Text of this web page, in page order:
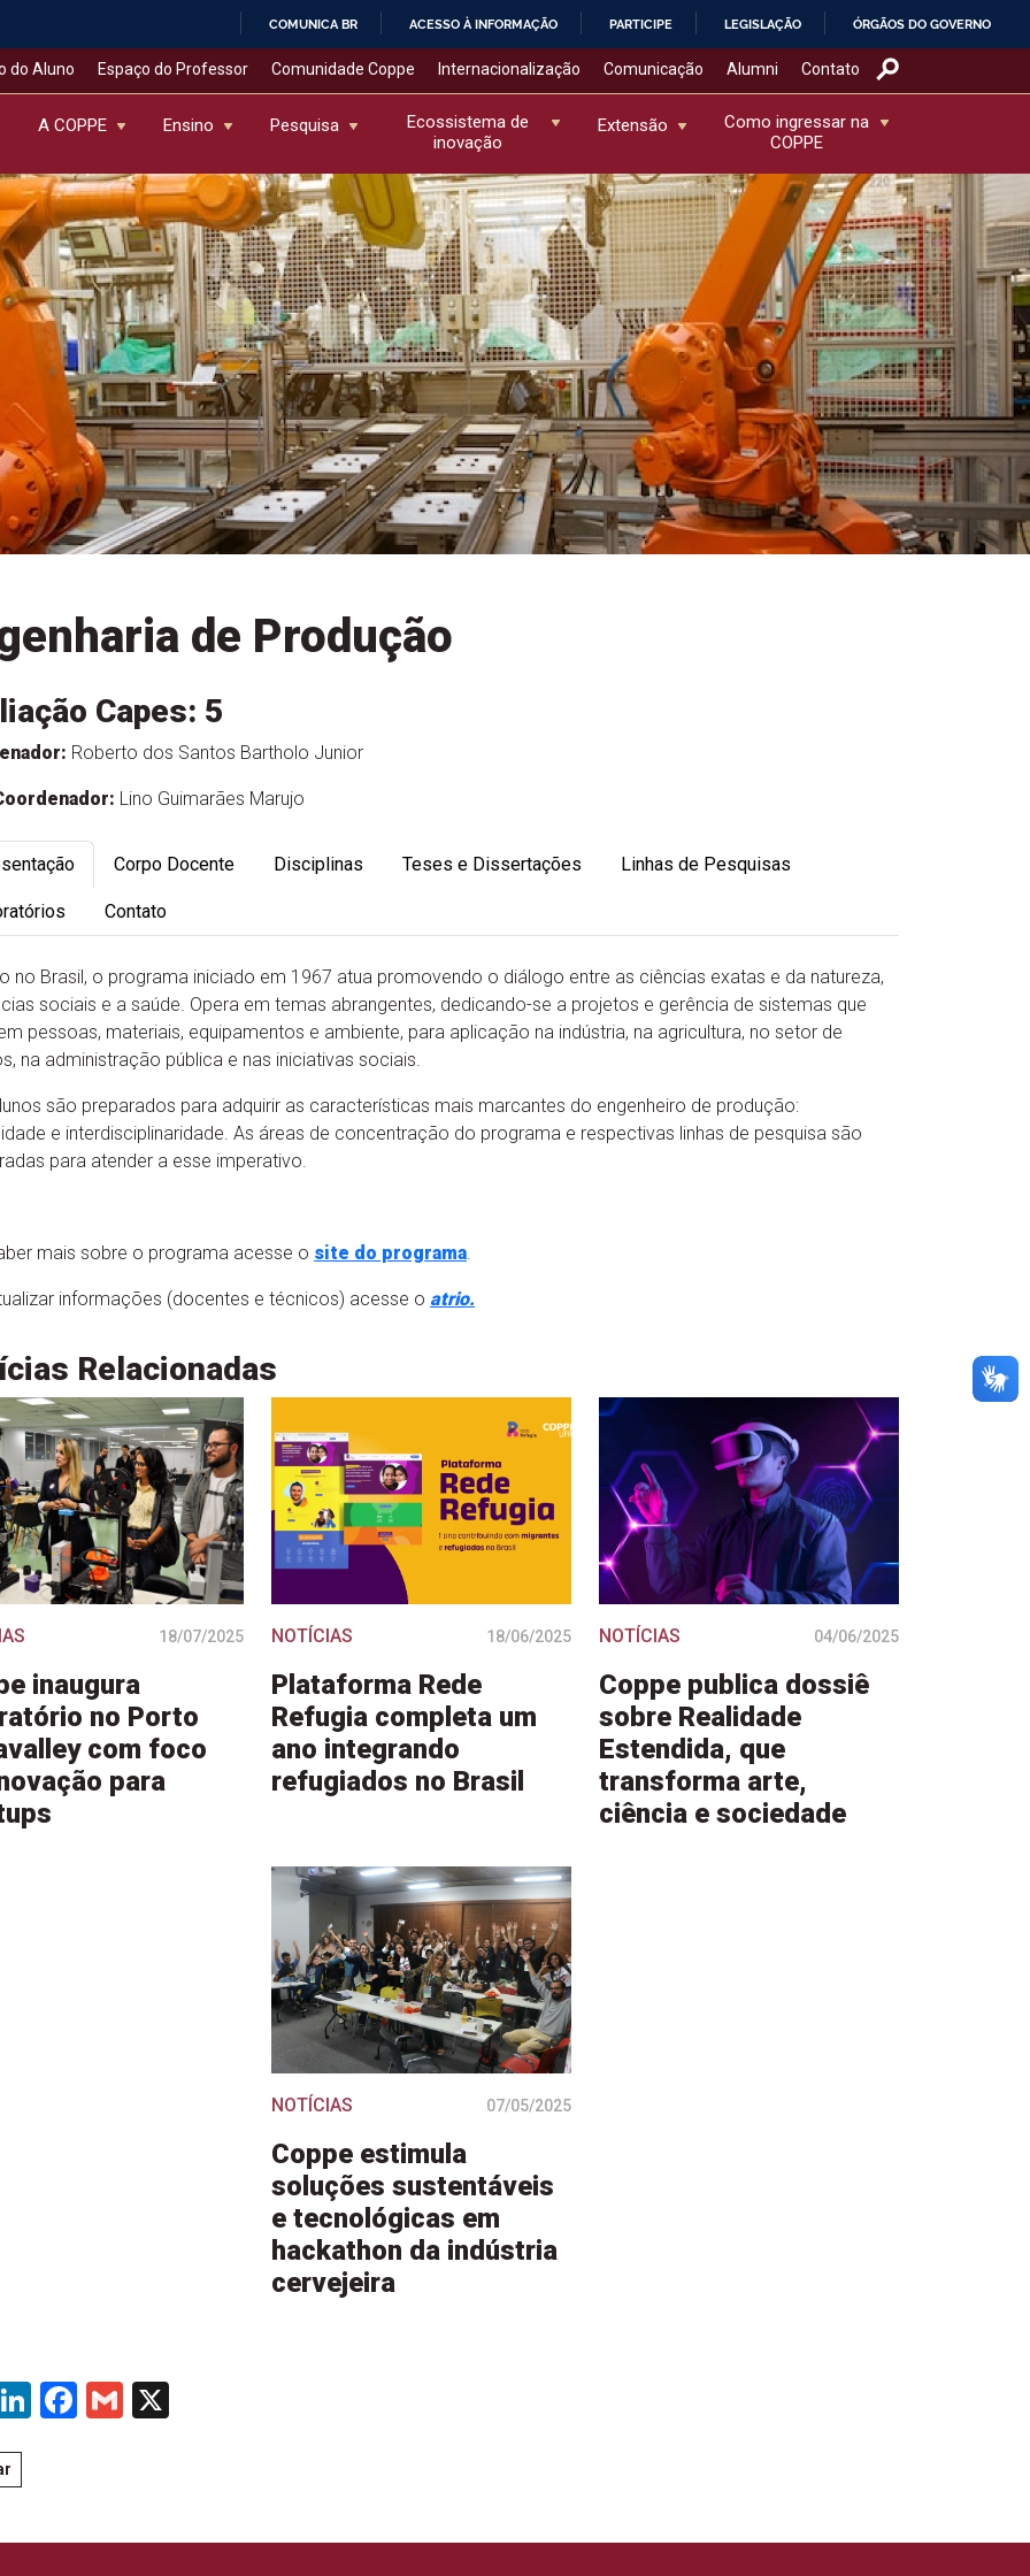
COMUNICA BR ACESSO À INFORMAÇÃO PARTICIPE LEGISLAÇÃO ÓRGÃOS DO GOVERNO
do Aluno Espaço do Professor Comunidade Coppe Internacionalização Comunicação Alumni Contato
A COPPE Ensino Pesquisa
Ecossistema de
inovação
Extensão
Como ingressar na
COPPE
de Produção
Capes: 5
Roberto dos Santos Bartholo Junior
Lino Guimarães Marujo
Corpo Docente Disciplinas Teses e Dissertações Linhas de Pesquisas
Contato
no Brasil, o programa iniciado em 1967 atua promovendo o diálogo entre as ciências exatas e da natureza,
sociais e a saúde. Opera em temas abrangentes, dedicando-se a projetos e gerência de sistemas que
pessoas, materiais, equipamentos e ambiente, para aplicação na indústria, na agricultura, no setor de
na administração pública e nas iniciativas sociais.
são preparados para adquirir as características mais marcantes do engenheiro de produção:
e interdisciplinaridade. As áreas de concentração do programa e respectivas linhas de pesquisa são
para atender a esse imperativo.
mais sobre o programa acesse o site do programa.
informações (docentes e técnicos) acesse o atrio.
Relacionadas
18/07/2025
inaugura
no Porto
com foco
para
NOTÍCIAS 18/06/2025
Plataforma Rede
Refugia completa um
ano integrando
refugiados no Brasil
NOTÍCIAS 04/06/2025
Coppe publica dossiê
sobre Realidade
Estendida, que
transforma arte,
ciência e sociedade
NOTÍCIAS 07/05/2025
Coppe estimula
soluções sustentáveis
e tecnológicas em
hackathon da indústria
cervejeira
LinkedIn
Facebook
Gmail